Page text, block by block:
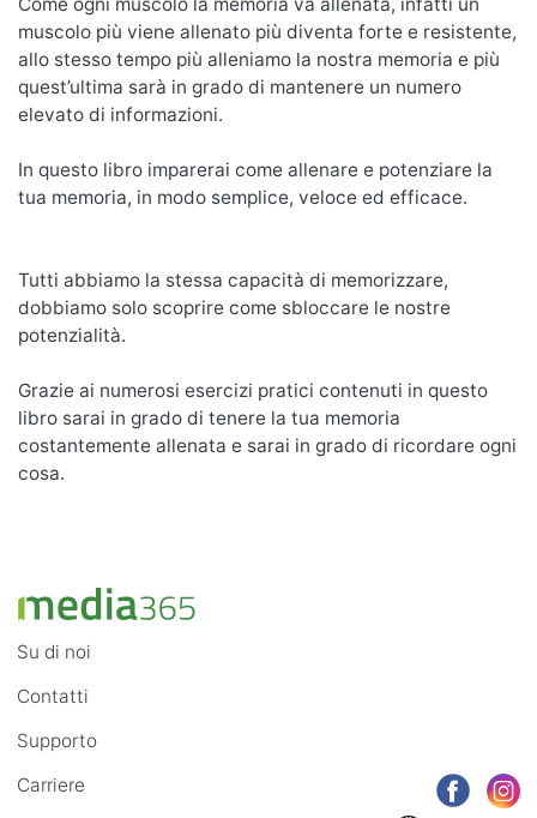
muscolo più viene allenato più diventa forte e resistente,
allo stesso tempo più alleniamo la nostra memoria e più
quest’ultima sarà in grado di mantenere un numero
elevato di informazioni.
In questo libro imparerai come allenare e potenziare la
tua memoria, in modo semplice, veloce ed efficace.
Tutti abbiamo la stessa capacità di memorizzare,
dobbiamo solo scoprire come sbloccare le nostre
potenzialità.
Grazie ai numerosi esercizi pratici contenuti in questo
libro sarai in grado di tenere la tua memoria
costantemente allenata e sarai in grado di ricordare ogni
cosa.
Su di noi
Contatti
Supporto
Carriere